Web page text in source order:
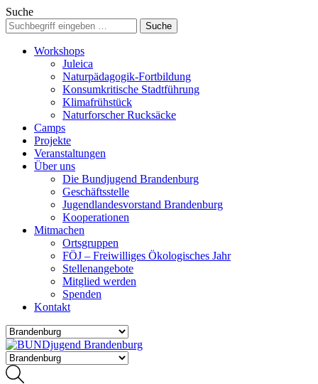
Suche
Workshops
Juleica
Naturpädagogik-Fortbildung
Konsumkritische Stadtführung
Klimafrühstück
Naturforscher Rucksäcke
Camps
Projekte
Veranstaltungen
Über uns
Die Bundjugend Brandenburg
Geschäftsstelle
Jugendlandesvorstand Brandenburg
Kooperationen
Mitmachen
Ortsgruppen
FÖJ – Freiwilliges Ökologisches Jahr
Stellenangebote
Mitglied werden
Spenden
Kontakt